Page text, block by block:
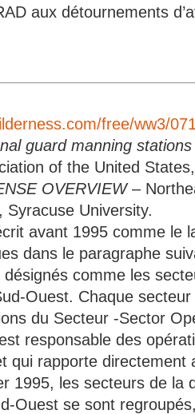
aux détournements
free/ww3/
guard manning
of the United
OVERVIEW–
Syracuse University.
avant 1995 comme le
dans le paragraphe
comme les
Ouest. Chaque
du Secteur -Sector
responsable des
qui rapporte directement
1995, les secteurs de la
Ouest se sont